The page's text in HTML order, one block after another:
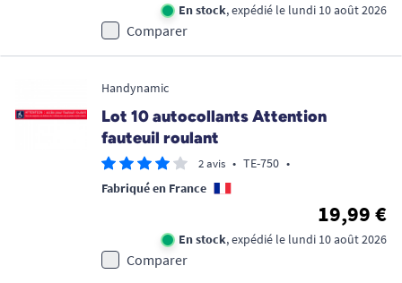
En stock, expédié le lundi 10 août 2026
Comparer
Handynamic
Lot 10 autocollants Attention
fauteuil roulant
2 avis • TE-750 •
Fabriqué en France
19,99 €
En stock, expédié le lundi 10 août 2026
Comparer